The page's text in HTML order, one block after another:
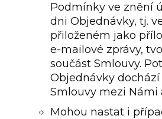
Podmínky ve znění
dni Objednávky, tj.
přiloženém jako
e-mailové zprávy,
součást Smlouvy.
Objednávky
Smlouvy mezi Námi
Mohou nastat i